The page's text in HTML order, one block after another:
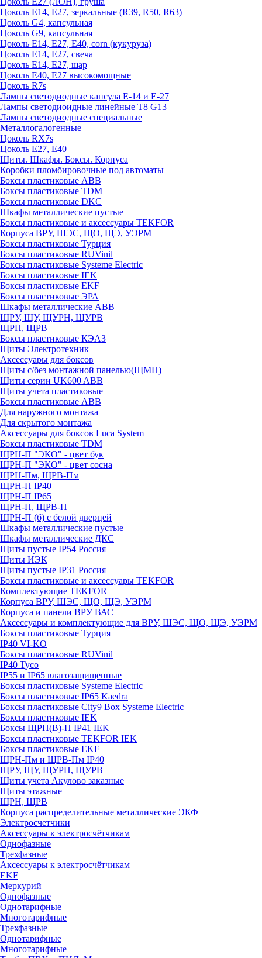
Цоколь Е14, Е27, зеркальные (R39, R50, R63)
Цоколь G4, капсульная
Цоколь G9, капсульная
Цоколь Е14, Е27, Е40, corn (кукуруза)
Цоколь Е14, Е27, свеча
Цоколь Е14, Е27, шар
Цоколь Е40, Е27 высокомощные
Цоколь R7s
Лампы светодиодные капсула Е-14 и Е-27
Лампы светодиоидные линейные T8 G13
Лампы светодиодные специальные
Металлогалогенные
Цоколь RX7s
Цоколь Е27, E40
Щиты. Шкафы. Боксы. Корпуса
Коробки пломбировочные под автоматы
Боксы пластиковые ABB
Боксы пластиковые TDM
Боксы пластиковые DKC
Шкафы металлические пустые
Боксы пластиковые и аксессуары TEKFOR
Корпуса ВРУ, ШЭС, ЩО, ЩЭ, УЭРМ
Боксы пластиковые Турция
Боксы пластиковые RUVinil
Боксы пластиковые Systeme Electric
Боксы пластиковые IEK
Боксы пластиковые EKF
Боксы пластиковые ЭРА
Шкафы металлические ABB
ЩРУ, ЩУ, ЩУРН, ЩУРВ
ЩРН, ЩРВ
Боксы пластиковые КЭАЗ
Щиты Электротехник
Аксессуары для боксов
Щиты с/без монтажной панелью(ЩМП)
Щиты серии UK600 ABB
Щиты учета пластиковые
Боксы пластиковые ABB
Для наружного монтажа
Для скрытого монтажа
Аксессуары для боксов Luca System
Боксы пластиковые TDM
ЩРН-П "ЭКО" - цвет бук
ЩРН-П "ЭКО" - цвет сосна
ЩРН-Пм, ЩРВ-Пм
ЩРН-П IP40
ЩРН-П IP65
ЩРН-П, ЩРВ-П
ЩРН-П (б) с белой дверцей
Шкафы металлические пустые
Шкафы металлические ДКС
Щиты пустые IP54 Россия
Щиты ИЭК
Щиты пустые IP31 Россия
Боксы пластиковые и аксессуары TEKFOR
Комплектующие TEKFOR
Корпуса ВРУ, ШЭС, ЩО, ЩЭ, УЭРМ
Корпуса и панели ВРУ ВАС
Аксессуары и комплектующие для ВРУ, ШЭС, ЩО, ЩЭ, УЭРМ
Боксы пластиковые Турция
IP40 VI-KO
Боксы пластиковые RUVinil
IP40 Тусо
IP55 и IP65 влагозащищенные
Боксы пластиковые Systeme Electric
Боксы пластиковые IP65 Kaedra
Боксы пластиковые City9 Box Systeme Electric
Боксы пластиковые IEK
Боксы ЩРН(В)-П IP41 IEK
Боксы пластиковые TEKFOR IEK
Боксы пластиковые EKF
ЩРН-Пм и ЩРВ-Пм IP40
ЩРУ, ЩУ, ЩУРН, ЩУРВ
Щиты учета Акулово заказные
Щиты этажные
ЩРН, ЩРВ
Корпуса распределительные металлические ЭКФ
Электросчетчики
Аксессуары к электросчётчикам
Однофазные
Трехфазные
Аксессуары к электросчётчикам
EKF
Меркурий
Однофазные
Однотарифные
Многотарифные
Трехфазные
Однотарифные
Многотарифные